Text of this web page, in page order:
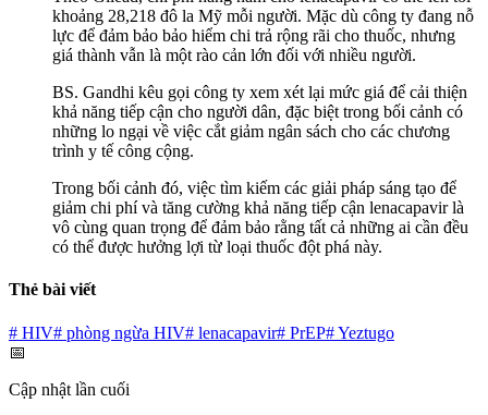
khoảng 28,218 đô la Mỹ mỗi người. Mặc dù công ty đang nỗ
lực để đảm bảo bảo hiểm chi trả rộng rãi cho thuốc, nhưng
giá thành vẫn là một rào cản lớn đối với nhiều người.
BS. Gandhi kêu gọi công ty xem xét lại mức giá để cải thiện
khả năng tiếp cận cho người dân, đặc biệt trong bối cảnh có
những lo ngại về việc cắt giảm ngân sách cho các chương
trình y tế công cộng.
Trong bối cảnh đó, việc tìm kiếm các giải pháp sáng tạo để
giảm chi phí và tăng cường khả năng tiếp cận lenacapavir là
vô cùng quan trọng để đảm bảo rằng tất cả những ai cần đều
có thể được hưởng lợi từ loại thuốc đột phá này.
Thẻ bài viết
# HIV# phòng ngừa HIV# lenacapavir# PrEP#Yeztugo
📅
Cập nhật lần cuối